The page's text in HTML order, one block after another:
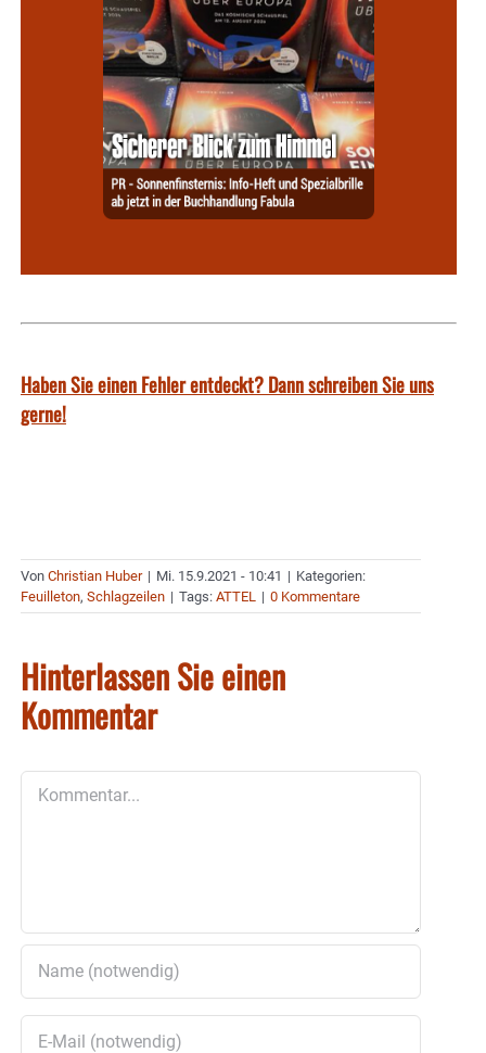
Haben Sie einen Fehler entdeckt? Dann schreiben Sie uns
gerne!
Von Christian Huber | Mi. 15.9.2021 - 10:41 | Kategorien:
Feuilleton, Schlagzeilen | Tags: ATTEL | 0 Kommentare
Hinterlassen Sie einen
Kommentar